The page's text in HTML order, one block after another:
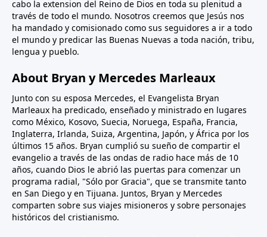
cabo la extension del Reino de Dios en toda su plenitud a
través de todo el mundo. Nosotros creemos que Jesús nos
ha mandado y comisionado como sus seguidores a ir a todo
el mundo y predicar las Buenas Nuevas a toda nación, tribu,
lengua y pueblo.
About Bryan y Mercedes Marleaux
Junto con su esposa Mercedes, el Evangelista Bryan
Marleaux ha predicado, enseñado y ministrado en lugares
como México, Kosovo, Suecia, Noruega, España, Francia,
Inglaterra, Irlanda, Suiza, Argentina, Japón, y África por los
últimos 15 años. Bryan cumplió su sueño de compartir el
evangelio a través de las ondas de radio hace más de 10
años, cuando Dios le abrió las puertas para comenzar un
programa radial, "Sólo por Gracia", que se transmite tanto
en San Diego y en Tijuana. Juntos, Bryan y Mercedes
comparten sobre sus viajes misioneros y sobre personajes
históricos del cristianismo.